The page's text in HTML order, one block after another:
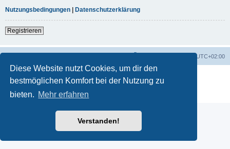
Diese Website nutzt Cookies, um dir den
bestmöglichen Komfort bei der Nutzung zu
bieten. Mehr erfahren
Verstanden!
Nutzungsbedingungen
Datenschutzerklärung
Registrieren
UTC+02:00
Deutsche Übersetzung durchphpBB.de
Datenschutz